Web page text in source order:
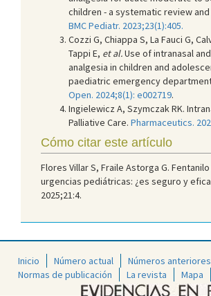
children - a systematic review
BMC Pediatr. 2023;23(1):405.
Cozzi G, Chiappa S, La Fauci G,
Tappi E, et al.Use of intranasal
analgesia in children and
paediatric emergency
Open. 2024;8(1): e002719.
Ingielewicz A, Szymczak RK.
Palliative Care. Pharmaceutics.
Cómo citar este artículo
Flores Villar S, Fraile Astorga G.
urgencias pediátricas: ¿es seguro y
2025;21:4.
Inicio Número actual
Números anteriores
Normas de publicación
La revista Mapa